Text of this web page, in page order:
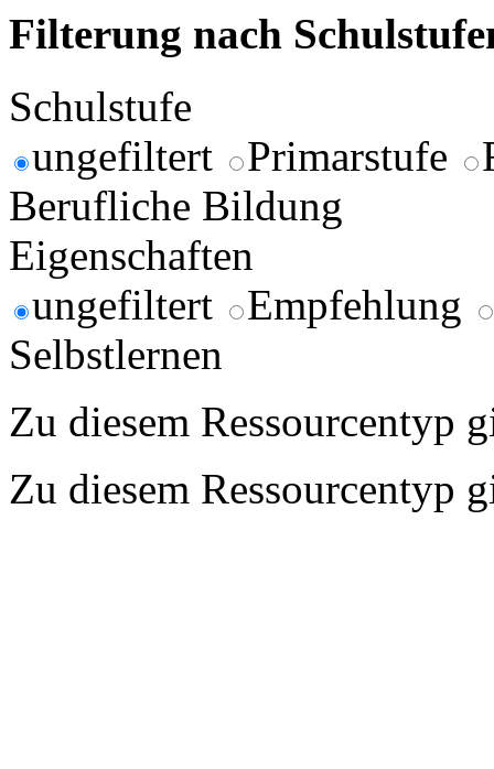
Filterung nach
Schulstufe
ungefiltert
Primarstufe
Berufliche Bildung
Eigenschaften
ungefiltert
Empfehlung
Selbstlernen
Zu diesem Ressourcentyp
Zu diesem Ressourcentyp